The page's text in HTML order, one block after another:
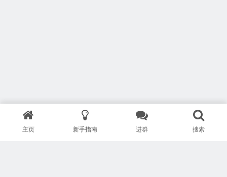
主页 新手指南 进群 搜索